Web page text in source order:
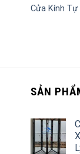
Cửa Kính
SẢN